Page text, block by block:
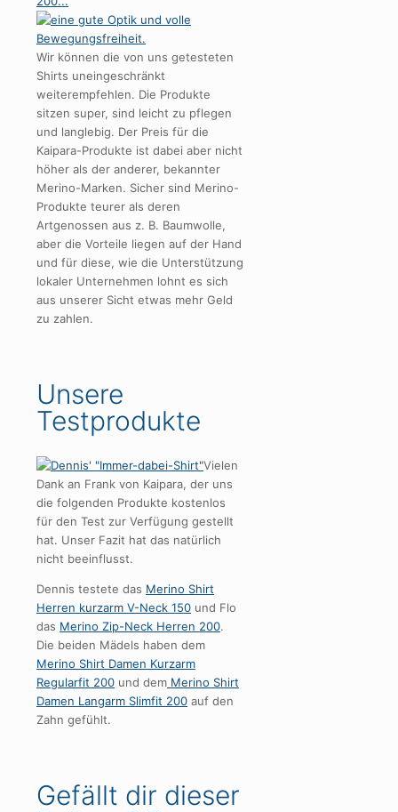
Wir können die von uns getesteten
Shirts uneingeschränkt
weiterempfehlen. Die Produkte
sitzen super, sind leicht zu pflegen
und langlebig. Der Preis für die
Kaipara-Produkte ist dabei aber nicht
höher als der anderer, bekannter
Merino-Marken. Sicher sind Merino-
Produkte teurer als deren
Artgenossen aus z. B. Baumwolle,
aber die Vorteile liegen auf der Hand
und für diese, wie die Unterstützung
lokaler Unternehmen lohnt es sich
aus unserer Sicht etwas mehr Geld
zu zahlen.
Unsere
Testprodukte
Vielen
Dank an Frank von Kaipara, der uns
die folgenden Produkte kostenlos
für den Test zur Verfügung gestellt
hat. Unser Fazit hat das natürlich
nicht beeinflusst.
Dennis testete das Merino Shirt
Herren kurzarm V-Neck 150 und Flo
das Merino Zip-Neck Herren 200.
Die beiden Mädels haben dem
Merino Shirt Damen Kurzarm
Regularfit 200 und dem Merino Shirt
Damen Langarm Slimfit 200 auf den
Zahn gefühlt.
Gefällt dir dieser